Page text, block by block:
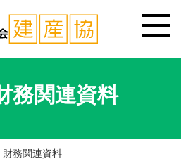
務関連資料
財務関連資料